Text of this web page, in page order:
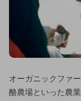
オーガニックファ
酪農場といった農